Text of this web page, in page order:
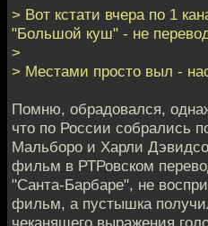
> Вот кстати вчера по 1
"Большой куш" - не
>
> Местами просто выл -
Помню, обрадовался,
что по России собрались
Мальборо и Харли
фильм в РТРовском
"Санта-Барбаре", не
фильм, а пустышка